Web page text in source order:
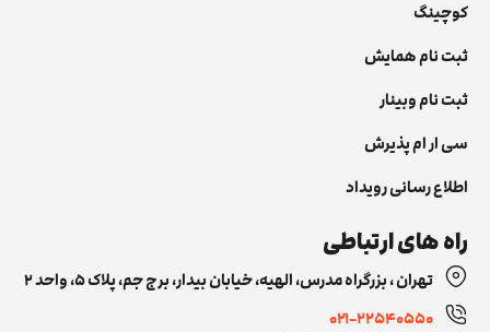
کوچینگ
ثبت نام همایش
ثبت نام وبینار
سی ار ام پذیرش
اطلاع رسانی رویداد
راه های ارتباطی
تهران ، بزرگراه مدرس، الهیه، خیابان بیدار، برج جم، پلاک ۵، واحد ۲
۰۲۱-22540550